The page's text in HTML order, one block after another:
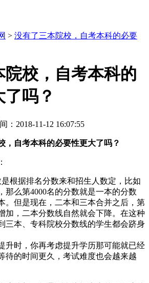
> 没有了三本院校，自考本科的必要
院校，自考本科的
吗？
：2018-11-12 16:07:55
，自考本科的必要性更大了吗？
：
根据排名分数来和招生人数定，比如
那么第4000名的分数就是一本的分数
。但是现在，二本和三本合并之后，第
加，二本分数线自然就会下降。在这种
三本、专科院校分数线的学生都会跻身
升时，你再考虑提升学历那可能就已经
待的时间更久，考试难度也会越来越